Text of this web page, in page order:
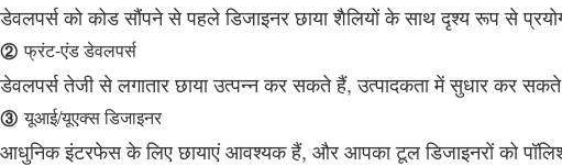
डेवलपर्स को कोड सौंपने से पहले डिजाइनर छाया शैलियों के साथ दृश्य रूप से
② फ्रंट‑एंड डेवलपर्स
डेवलपर्स तेजी से लगातार छाया उत्पन्न कर सकते हैं, उत्पादकता में सुधार कर
③ यूआई/यूएक्स डिजाइनर
आधुनिक इंटरफेस के लिए छायाएं आवश्यक हैं, और आपका टूल डिजाइनरों को